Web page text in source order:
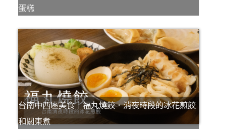
蛋糕
台南中西區美食｜福丸燒餃．消夜時段的冰花煎餃
和關東煮